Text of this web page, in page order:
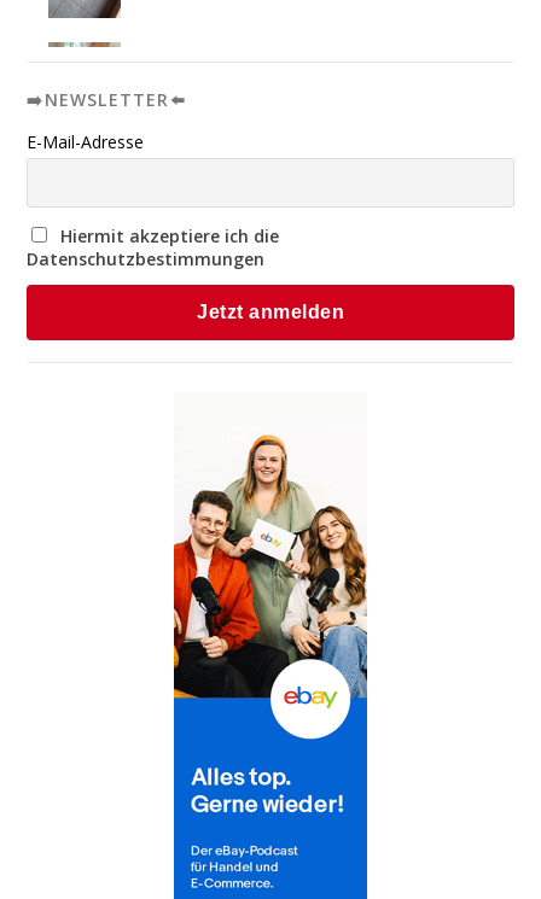
➡️NEWSLETTER⬅️
E-Mail-Adresse
Hiermit akzeptiere ich die
Datenschutzbestimmungen